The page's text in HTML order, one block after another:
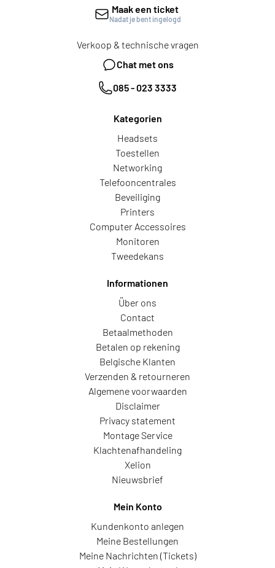
Maak een ticket
Nadat je bent ingelogd
Verkoop & technische vragen
Chat met ons
085 - 023 3333
Kategorien
Headsets
Toestellen
Networking
Telefooncentrales
Beveiliging
Printers
Computer Accessoires
Monitoren
Tweedekans
Informationen
Über ons
Contact
Betaalmethoden
Betalen op rekening
Belgische Klanten
Verzenden & retourneren
Algemene voorwaarden
Disclaimer
Privacy statement
Montage Service
Klachtenafhandeling
Xelion
Nieuwsbrief
Mein Konto
Kundenkonto anlegen
Meine Bestellungen
Meine Nachrichten (Tickets)